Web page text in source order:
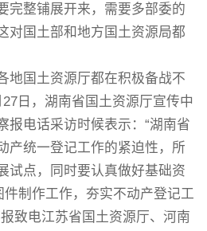
完整铺展开来，需要多部委的
对国土部和地方国土资源局都
地国土资源厅都在积极备战不
日，湖南省国土资源厅宣传中
报电话采访时候表示：“湖南省
产统一登记工作的紧迫性，所
试点，同时要认真做好基础资
制作工作，夯实不动产登记工
致电江苏省国土资源厅、河南